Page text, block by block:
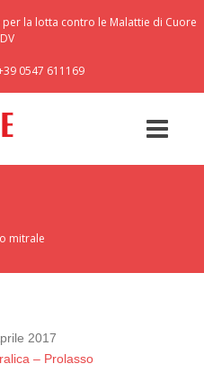
per la lotta contro le Malattie di Cuore
0547 611169
mitrale
2017
– Prolasso